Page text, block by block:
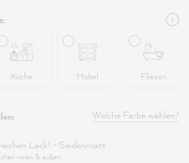
Küche Möbel Fliesen
Welche Farbe wählen?
Lack! - Seidenmatt
innen & außen